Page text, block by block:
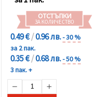
ОТСТЪПКИ
ЗА КОЛИЧЕСТВО
0.49 €/0.96 лв.- 30 %
за 2 пак.
0.35 €/0.68 лв.- 50 %
3 пак. +